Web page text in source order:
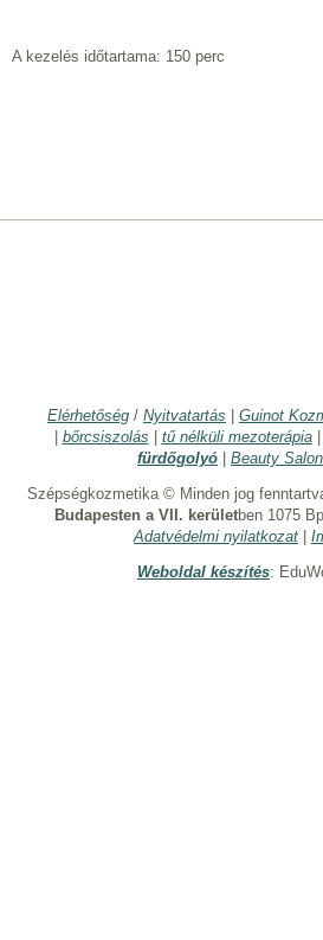
A kezelés időtartama: 150 perc
Elérhetőség / Nyitvatartás Guinot
bőrcsiszolás tű nélküli mezoterápia|
fürdőgolyó
Beauty
Szépségkozmetika © Minden jog
Budapesten a VII. kerületben 1075
Adatvédelmi nyilatkozat
Weboldal készítés: